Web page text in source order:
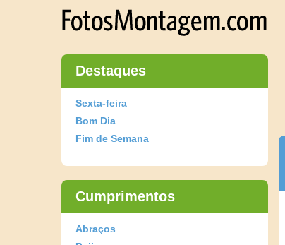
Destaques
Sexta-feira
Bom Dia
Fim de Semana
Cumprimentos
Abraços